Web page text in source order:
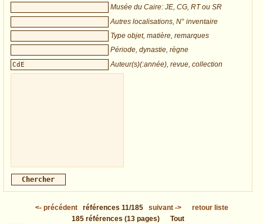
Musée du Caire: JE, CG, RT ou SR
Autres localisations, N° inventaire
Type objet, matière, remarques
Période, dynastie, règne
Auteur(s)(:année), revue, collection
<- précédent références 11/185 suivant->
retour liste
185 références (13 pages)
Tout